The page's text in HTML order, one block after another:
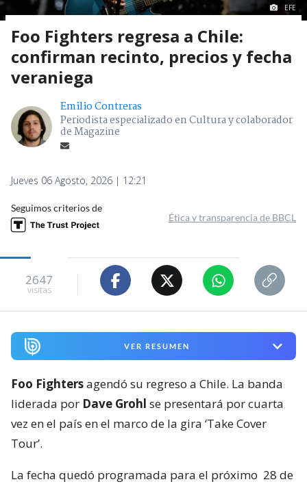
EFE
Foo Fighters regresa a Chile:
confirman recinto, precios y fecha
veraniega
Emilio Contreras
Periodista especializado en Cultura y colaborador
de Magazine
Jueves 06 Agosto, 2026 | 12:21
Seguimos criterios de
Ética y transparencia de BBCL
2647
visitas
VER RESUMEN
Foo Fightersagendó su regreso a Chile. La banda
liderada por Dave Grohl se presentará por cuarta
vez en el país en el marco de la gira ‘Take Cover
Tour’.
La fecha quedó programada para el próximo 28 de